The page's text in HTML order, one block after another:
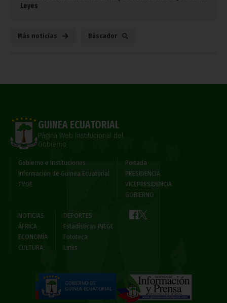
Leyes
Más noticias Búscador
GUINEA ECUATORIAL
Página Web Institucional del
Gobierno
Gobierno e Instituciones
Información de Guinea Ecuatorial
TVGE
Portada
PRESIDENCIA
VICEPRESIDENCIA
GOBIERNO
NOTICIAS
ÁFRICA
ECONOMÍA
CULTURA
DEPORTES
Estadísticas INEGE
Fototeca
Links